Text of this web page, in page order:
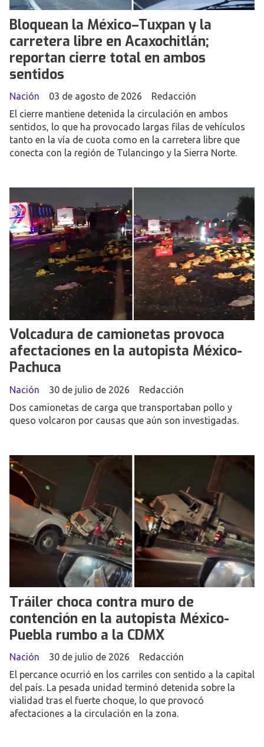
Bloquean la México–Tuxpan y la
carretera libre en Acaxochitlán;
reportan cierre total en ambos
sentidos
Redacción
Nación
03 de agosto de 2026
El cierre mantiene detenida la circulación en ambos
sentidos, lo que ha provocado largas filas de vehículos
tanto en la vía de cuota como en la carretera libre que
conecta con la región de Tulancingo y la Sierra Norte.
Volcadura de camionetas provoca
afectaciones en la autopista México-
Pachuca
Redacción
Nación
30 de julio de 2026
Dos camionetas de carga que transportaban pollo y
queso volcaron por causas que aún son investigadas.
Tráiler choca contra muro de
contención en la autopista México-
Puebla rumbo a la CDMX
Redacción
Nación
30 de julio de 2026
El percance ocurrió en los carriles con sentido a la capital
del país. La pesada unidad terminó detenida sobre la
vialidad tras el fuerte choque, lo que provocó
afectaciones a la circulación en la zona.